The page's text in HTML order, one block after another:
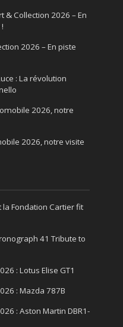
& Collection 2026 – En
2026 – En piste
: La révolution
2026, notre
2026, notre visite
la Fondation Cartier fit
41 Tribute to
: Lotus Elise GT1
: Mazda 787B
: Aston Martin DBR1-